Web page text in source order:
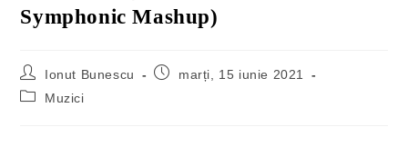
Symphonic Mashup)
Ionut Bunescu
marți, 15 iunie 2021
Muzici